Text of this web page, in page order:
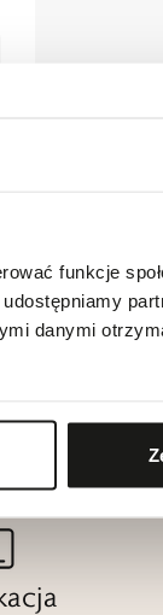
funkcje
danymi